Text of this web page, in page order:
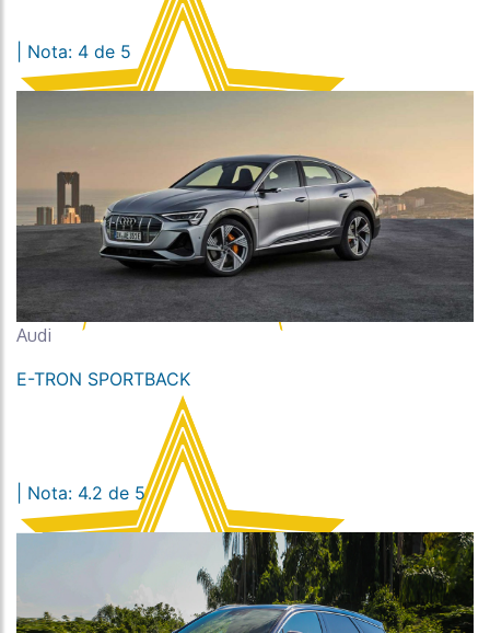
| Nota: 4 de 5
Audi
E-TRON SPORTBACK
| Nota: 4.2 de 5